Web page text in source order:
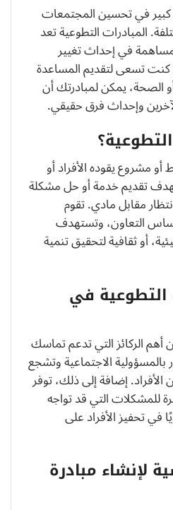
في تحسين المجتمعات
المبادرات التطوعية تعد
في إحداث تغيير
تسعى لتقديم المساعدة
الصحة، يمكن لمبادرتك أن
وإحداث فرق حقيقي.
مشروع يقوده الأفراد أو
تقديم خدمة أو حل مشكلة
مقابل مادي. تقوم
التعاون، وتستهدف
أو ثقافية لتحقيق تنمية
التطوعية في
أهم الركائز التي تدعم تماسك
الاجتماعية وتشجع
إضافة إلى ذلك، توفر
للمشكلات التي قد تواجه
في تحفيز الأفراد على
لإنشاء مبادرة